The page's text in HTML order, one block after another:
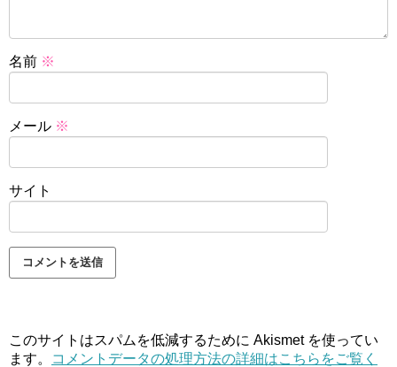
名前 ※
メール ※
サイト
このサイトはスパムを低減するために Akismet を使ってい
ます。
コメントデータの処理方法の詳細はこちらをご覧く